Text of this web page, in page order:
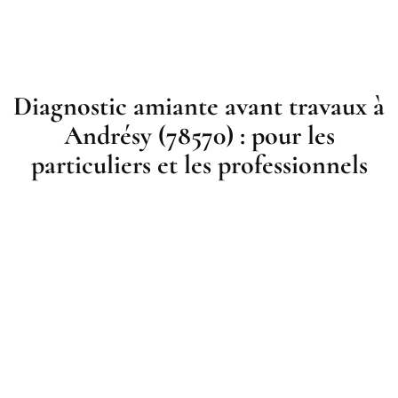
Diagnostic amiante avant travaux à
Andrésy (78570) : pour les
particuliers et les professionnels